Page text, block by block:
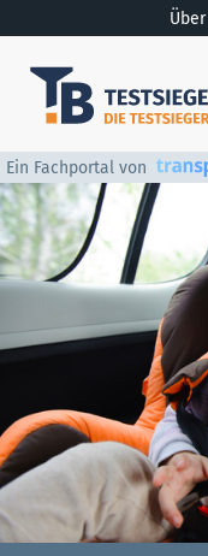
Ein Fachportal von